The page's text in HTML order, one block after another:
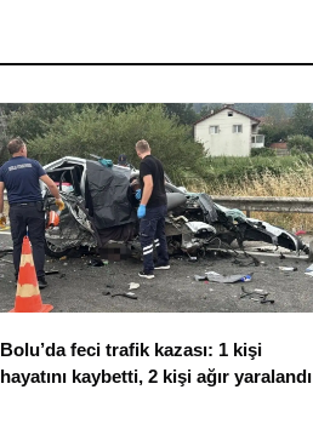
Bolu’da feci trafik kazası: 1 kişi
hayatını kaybetti, 2 kişi ağır yaralandı